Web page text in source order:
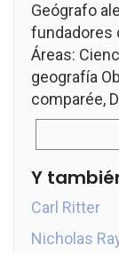
Geógrafo
fundadores
Áreas:
geografía
comparée,
Y
Carl Ritter
Nicholas